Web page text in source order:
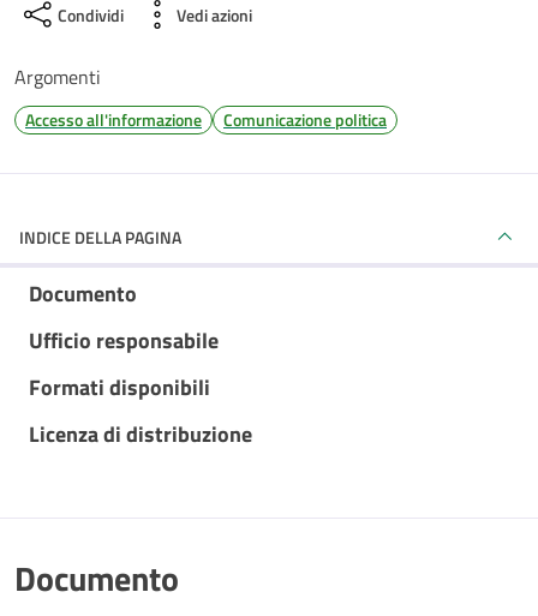
Condividi Vedi azioni
Argomenti
Accesso all'informazione Comunicazione politica
INDICE DELLA PAGINA
Documento
Ufficio responsabile
Formati disponibili
Licenza di distribuzione
Documento